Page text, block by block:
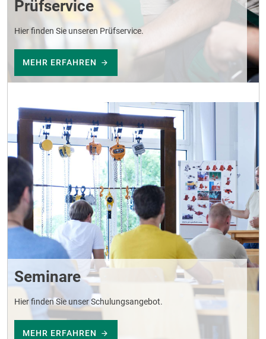
Prüfservice
Hier finden Sie unseren Prüfservice.
MEHR ERFAHREN
Seminare
Hier finden Sie unser Schulungsangebot.
MEHR ERFAHREN